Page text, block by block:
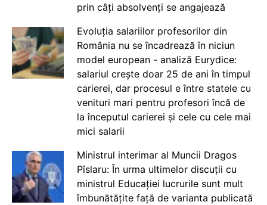
prin câți absolvenți se angajează
Evoluția salariilor profesorilor din
România nu se încadrează în niciun
model european - analiză Eurydice:
salariul crește doar 25 de ani în timpul
carierei, dar procesul e între statele cu
venituri mari pentru profesori încă de
la începutul carierei și cele cu cele mai
mici salarii
Ministrul interimar al Muncii Dragos
Pîslaru: În urma ultimelor discuții cu
ministrul Educației lucrurile sunt mult
îmbunătățite față de varianta publicată